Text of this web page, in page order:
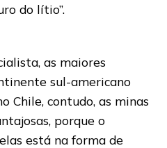
do lítio”.
as maiores
sul-americano
Chile, contudo, as minas
porque o
está na forma de